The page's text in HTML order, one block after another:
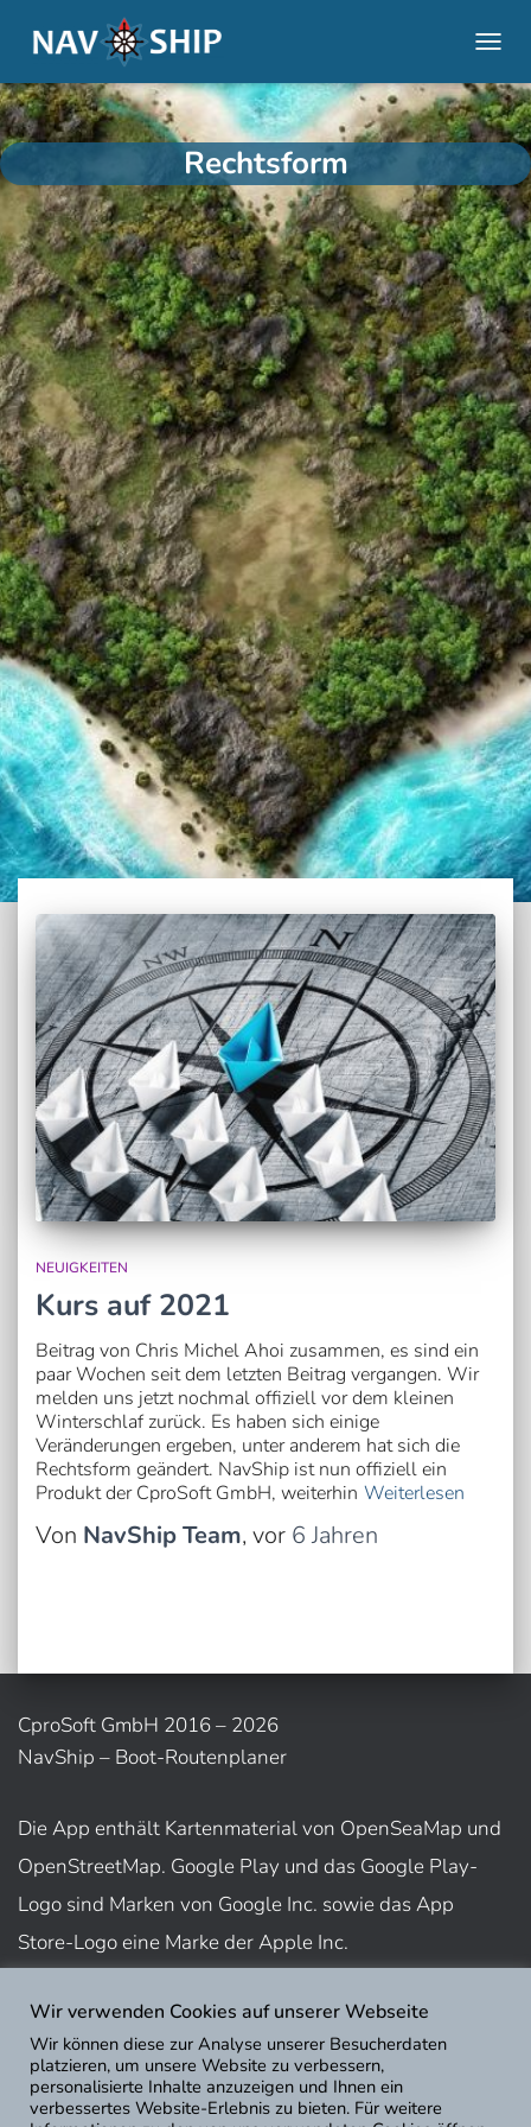
Rechtsform
NEUIGKEITEN
Kurs auf 2021
Beitrag von Chris Michel Ahoi zusammen, es sind ein
paar Wochen seit dem letzten Beitrag vergangen. Wir
melden uns jetzt nochmal offiziell vor dem kleinen
Winterschlaf zurück. Es haben sich einige
Veränderungen ergeben, unter anderem hat sich die
Rechtsform geändert. NavShip ist nun offiziell ein
Produkt der CproSoft GmbH, weiterhin Weiterlesen
Von NavShip Team, vor 6 Jahren
CproSoft GmbH 2016 – 2026
NavShip – Boot-Routenplaner
Die App enthält Kartenmaterial von OpenSeaMap und
OpenStreetMap. Google Play und das Google Play-
Logo sind Marken von Google Inc. sowie das App
Store-Logo eine Marke der Apple Inc.
Nutzungsbedingungen
Impressum
Datenschutz
Wir verwenden Cookies auf unserer Webseite
Wir können diese zur Analyse unserer Besucherdaten
platzieren, um unsere Website zu verbessern,
personalisierte Inhalte anzuzeigen und Ihnen ein
verbessertes Website-Erlebnis zu bieten. Für weitere